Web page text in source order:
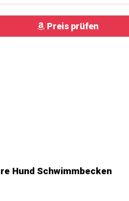
Preis prüfen
Hund Schwimmbecken